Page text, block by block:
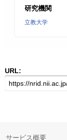
研究機関
立教大学
URL:
サービス概要